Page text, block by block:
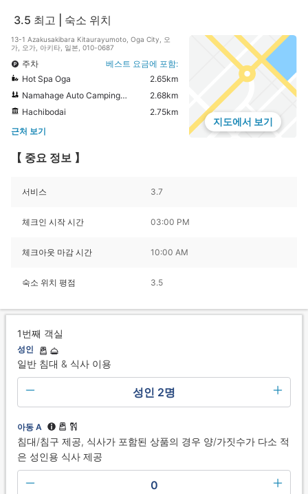
3.5 최고 | 숙소 위치
13-1 Azakusakibara Kitaurayumoto, Oga City, 오
가, 오가, 아키타, 일본, 010-0687
주차
베스트 요금에 포함:
Hot Spa Oga
2.65km
Namahage Auto Camping Ground
2.68km
Hachibodai
2.75km
근처 보기
지도에서 보기
【 중요 정보 】
서비스 3.7
체크인 시작 시간 03:00 PM
체크아웃 마감 시간 10:00 AM
숙소 위치 평점 3.5
1번째 객실
성인
일반 침대 & 식사 이용
성인 2명
아동 A
침대/침구 제공, 식사가 포함된 상품의 경우 양/가짓수가 다소 적
은 성인용 식사 제공
0